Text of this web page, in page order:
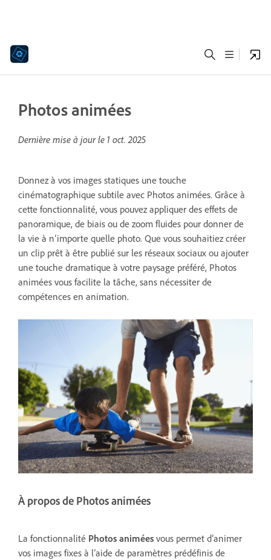
Photos animées
Dernière mise à jour le 1 oct. 2025
Donnez à vos images statiques une touche
cinématographique subtile avec Photos animées. Grâce à
cette fonctionnalité, vous pouvez appliquer des effets de
panoramique, de biais ou de zoom fluides pour donner de
la vie à n’importe quelle photo. Que vous souhaitiez créer
un clip prêt à être publié sur les réseaux sociaux ou ajouter
une touche dramatique à votre paysage préféré, Photos
animées vous facilite la tâche, sans nécessiter de
compétences en animation.
À propos de Photos animées
La fonctionnalité Photos animées vous permet d’animer
vos images fixes à l’aide de paramètres prédéfinis de